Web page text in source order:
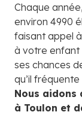
Chaque
environ 4990
faisant appel
à votre enfant
ses chances
qu’il fréquente
Nous aidons
à Toulon et